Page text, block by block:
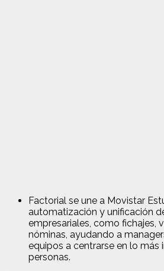
Factorial se une a Movistar
automatización y unificación
empresariales, como fichajes,
nóminas, ayudando a
equipos a centrarse en lo más
personas.